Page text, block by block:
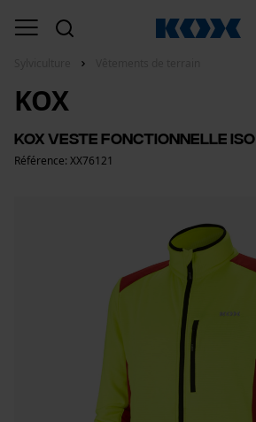
KOX
KOX Veste fonctionnelle Iso
Référence: XX76121